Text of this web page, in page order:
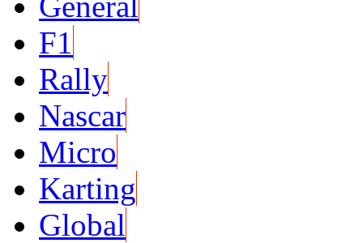
F1
Rally
Nascar
Micro
Karting
Global